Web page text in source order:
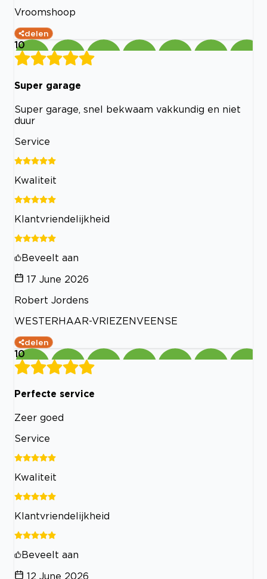
Vroomshoop
delen
10
Super garage
Super garage, snel bekwaam vakkundig en niet
duur
Service
Kwaliteit
Klantvriendelijkheid
Beveelt aan
17 June 2026
Robert Jordens
WESTERHAAR-VRIEZENVEENSE
delen
10
Perfecte service
Zeer goed
Service
Kwaliteit
Klantvriendelijkheid
Beveelt aan
12 June 2026